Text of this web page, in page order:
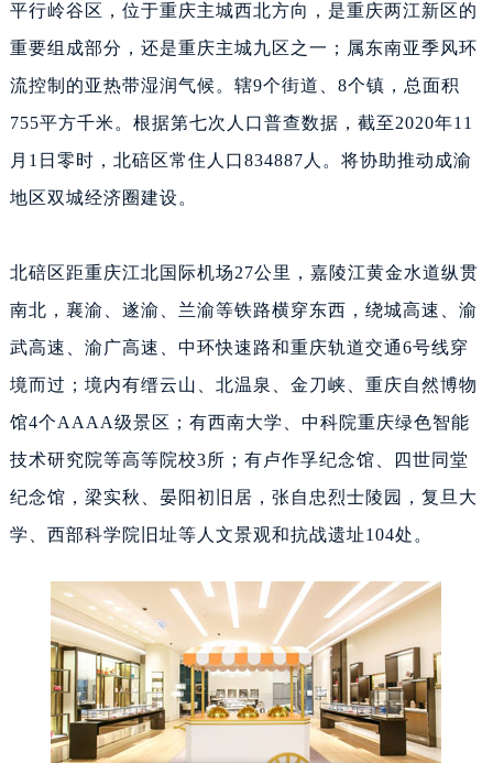
平行岭谷区，位于重庆主城西北方向，是重庆两江新区的
重要组成部分，还是重庆主城九区之一；属东南亚季风环
流控制的亚热带湿润气候。辖9个街道、8个镇，总面积
755平方千米。根据第七次人口普查数据，截至2020年11
月1日零时，北碚区常住人口834887人。将协助推动成渝
地区双城经济圈建设。
北碚区距重庆江北国际机场27公里，嘉陵江黄金水道纵贯
南北，襄渝、遂渝、兰渝等铁路横穿东西，绕城高速、渝
武高速、渝广高速、中环快速路和重庆轨道交通6号线穿
境而过；境内有缙云山、北温泉、金刀峡、重庆自然博物
馆4个AAAA级景区；有西南大学、中科院重庆绿色智能
技术研究院等高等院校3所；有卢作孚纪念馆、四世同堂
纪念馆，梁实秋、晏阳初旧居，张自忠烈士陵园，复旦大
学、西部科学院旧址等人文景观和抗战遗址104处。